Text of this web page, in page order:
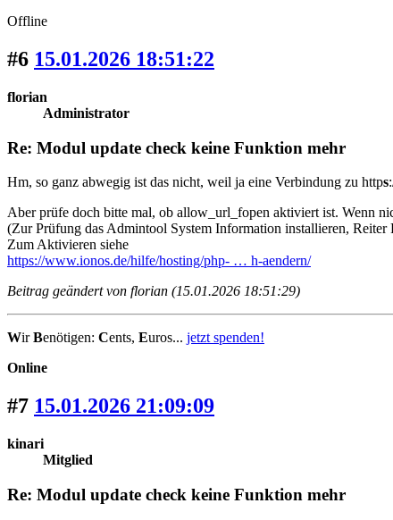
Offline
#6 15.01.2026 18:51:22
florian
Administrator
Re: Modul update check keine Funktion mehr
Hm, so ganz abwegig ist das nicht, weil ja eine Verbindung zu https
Aber prüfe doch bitte mal, ob allow_url_fopen aktiviert ist. Wenn
(Zur Prüfung das Admintool System Information installieren,
Zum Aktivieren siehe
https://www.ionos.de/hilfe/hosting/php- … h-aendern/
Beitrag geändert von florian (15.01.2026 18:51:29)
WirBenötigen: Cents, Euros... jetzt spenden!
Online
#7 15.01.2026 21:09:09
kinari
Mitglied
Re: Modul update check keine Funktion mehr